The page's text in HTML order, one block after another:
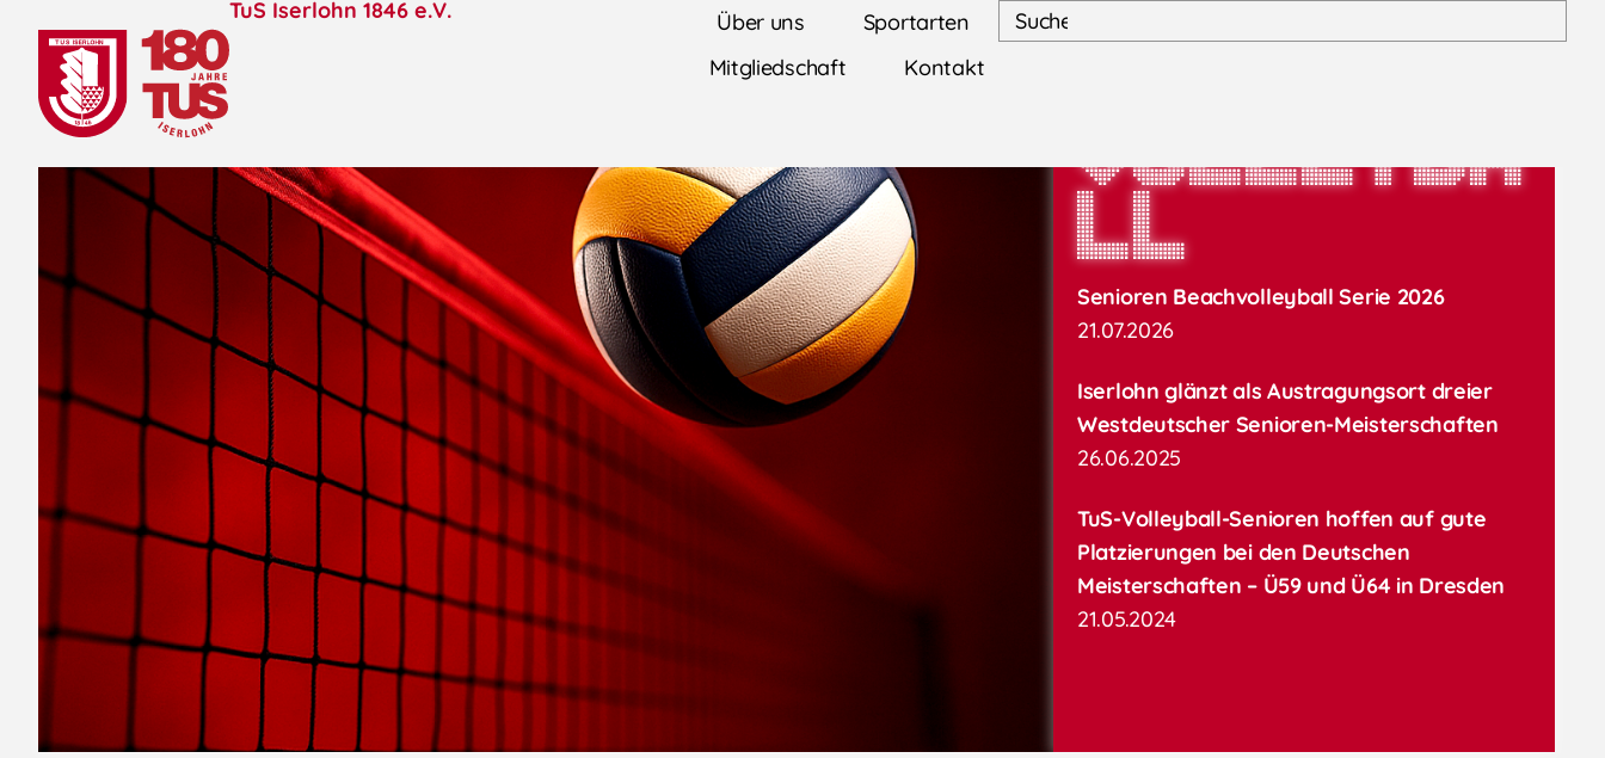
TuS Iserlohn 1846 e.V. Über uns
Sportarten
Mitgliedschaft
Kontakt
Volleyba
ll
Senioren Beachvolleyball Serie 2026
21.07.2026
Iserlohn glänzt als Austragungsort dreier
Westdeutscher Senioren-Meisterschaften
26.06.2025
TuS-Volleyball-Senioren hoffen auf gute
Platzierungen bei den Deutschen
Meisterschaften – Ü59 und Ü64 in Dresden
21.05.2024